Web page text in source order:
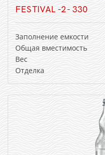
FESTIVAL -2- 330
Заполнение емкости
Общая вместимость
Вес
Отделка